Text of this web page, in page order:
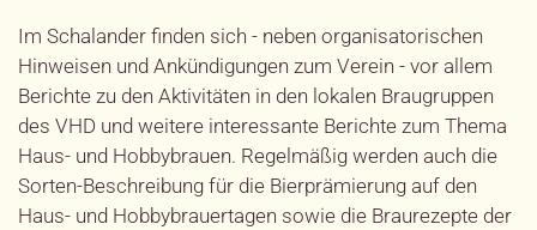
Im Schalander finden sich - neben organisatorischen
Hinweisen und Ankündigungen zum Verein - vor allem
Berichte zu den Aktivitäten in den lokalen Braugruppen
des VHD und weitere interessante Berichte zum Thema
Haus- und Hobbybrauen. Regelmäßig werden auch die
Sorten-Beschreibung für die Bierprämierung auf den
Haus- und Hobbybrauertagen sowie die Braurezepte der